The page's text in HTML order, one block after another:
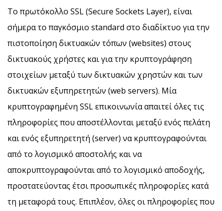
Το πρωτόκολλο SSL (Secure Sockets Layer), είναι
σήμερα το παγκόσμιο standard στο διαδίκτυο για την
πιστοποίηση δικτυακών τόπων (websites) στους
δικτυακούς χρήστες και για την κρυπτογράφηση
στοιχείων μεταξύ των δικτυακών χρηστών και των
δικτυακών εξυπηρετητών (web servers). Μία
κρυπτογραφημένη SSL επικοινωνία απαιτεί όλες τις
πληροφορίες που αποστέλλονται μεταξύ ενός πελάτη
και ενός εξυπηρετητή (server) να κρυπτογραφούνται
από το λογισμικό αποστολής και να
αποκρυπτογραφούνται από το λογισμικό αποδοχής,
προστατεύοντας έτσι προσωπικές πληροφορίες κατά
τη μεταφορά τους. Επιπλέον, όλες οι πληροφορίες που